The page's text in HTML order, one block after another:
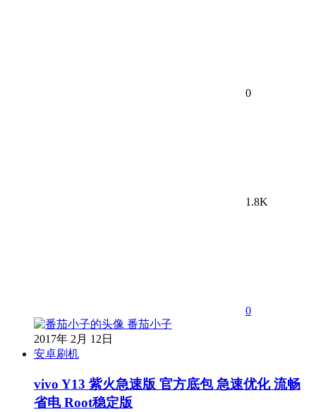
0
1.8K
0
番茄小子
2017年 2月 12日
安卓刷机
vivo Y13 紫火急速版 官方底包 急速优化 流畅
省电 Root稳定版